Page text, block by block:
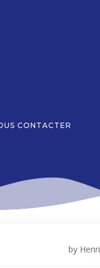
CONTACTER
by Henri